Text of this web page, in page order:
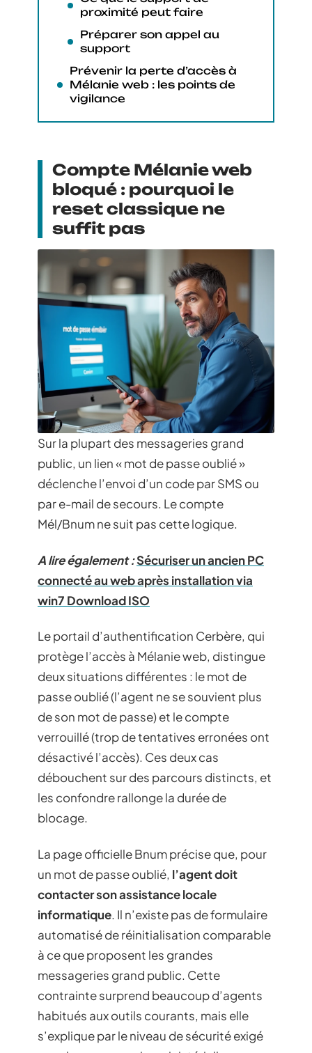
proximité peut faire
Préparer son appel au
support
Prévenir la perte d’accès à
Mélanie web : les points de
vigilance
Compte Mélanie web
bloqué : pourquoi le
reset classique ne
suffit pas
Sur la plupart des messageries grand
public, un lien « mot de passe oublié »
déclenche l’envoi d’un code par SMS ou
par e-mail de secours. Le compte
Mél/Bnum ne suit pas cette logique.
A lire également :Sécuriser un ancien PC
connecté au web après installation via
win7 Download ISO
Le portail d’authentification Cerbère, qui
protège l’accès à Mélanie web, distingue
deux situations différentes : le mot de
passe oublié (l’agent ne se souvient plus
de son mot de passe) et le compte
verrouillé (trop de tentatives erronées ont
désactivé l’accès). Ces deux cas
débouchent sur des parcours distincts, et
les confondre rallonge la durée de
blocage.
La page officielle Bnum précise que, pour
un mot de passe oublié, l’agent doit
contacter son assistance locale
informatique. Il n’existe pas de formulaire
automatisé de réinitialisation comparable
à ce que proposent les grandes
messageries grand public. Cette
contrainte surprend beaucoup d’agents
habitués aux outils courants, mais elle
s’explique par le niveau de sécurité exigé